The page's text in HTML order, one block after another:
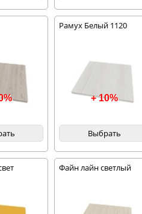
Рамух Белый 1120
+ 10%
Выбрать
Файн лайн светлый